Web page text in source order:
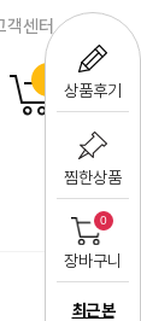
상품후기
찜한상품
0
장바구니
최근 본
객센터